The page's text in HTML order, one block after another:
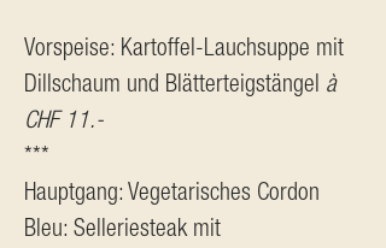
Vorspeise: Kartoffel-Lauchsuppe mit
Dillschaum und Blätterteigstängel à
CHF 11.-
***
Hauptgang: Vegetarisches Cordon
Bleu: Selleriesteak mit